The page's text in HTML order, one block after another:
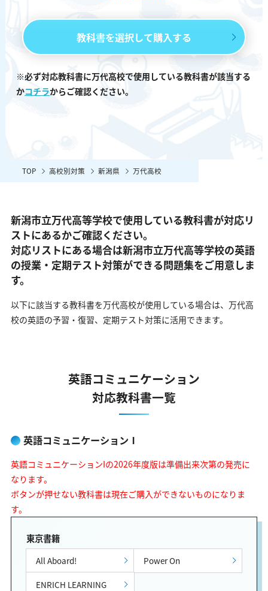
教科書を選択して購入する
※必ず対応教科書に万代高校で使用している教科書が該当する
かコチラからご確認ください。
TOP 高校別対策 新潟県 万代高校
新潟市立万代高等学校で使用している教科書が対応リ
ストにあるかご確認ください。
対応リストにある場合は新潟市立万代高等学校の英語
の授業・定期テスト対策ができる問題集をご用意しま
す。
以下に該当する教科書を万代高校が使用している場合は、 万代高
校の英語の予習・復習、定期テスト対策に活用できます。
英語コミュニケーション
対応教科書一覧
英語コミュニケーションⅠ
英語コミュニケーションIの2026年度版は準備出来次第の発売に
なります。
ボタンが押せない教科書は現在ご購入ができないものになりま
す。
東京書籍
All Aboard!
Power On
ENRICH LEARNING